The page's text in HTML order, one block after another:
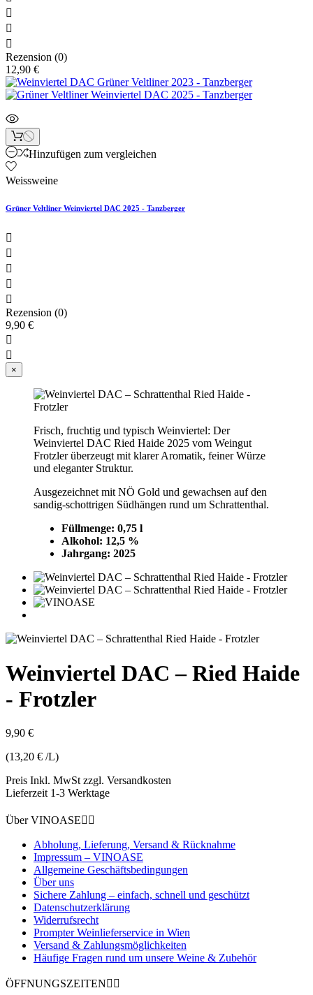



Rezension (0)
12,90 €
Hinzufügen zum vergleichen
Weissweine
Grüner Veltliner Weinviertel DAC 2025 - Tanzberger





Rezension (0)
9,90 €


×
Frisch, fruchtig und typisch Weinviertel: Der
Weinviertel DAC Ried Haide 2025 vom Weingut
Frotzler überzeugt mit klarer Aromatik, feiner Würze
und eleganter Struktur.
Ausgezeichnet mit NÖ Gold und gewachsen auf den
sandig‑schottrigen Südhängen rund um Schrattenthal.
Füllmenge: 0,75 l
Alkohol: 12,5 %
Jahrgang: 2025
Weinviertel DAC – Ried Haide
- Frotzler
9,90 €
(13,20 € /L)
Preis Inkl. MwSt zzgl. Versandkosten
Lieferzeit 1-3 Werktage
Über VINOASE 
Abholung, Lieferung, Versand & Rücknahme
Impressum – VINOASE
Allgemeine Geschäftsbedingungen
Über uns
Sichere Zahlung – einfach, schnell und geschützt
Datenschutzerklärung
Widerrufsrecht
Prompter Weinlieferservice in Wien
Versand & Zahlungsmöglichkeiten
Häufige Fragen rund um unsere Weine & Zubehör
ÖFFNUNGSZEITEN 